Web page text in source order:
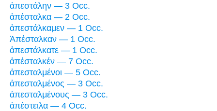
ἀπεστάλην — 3 Occ.
ἀπέσταλκα — 2 Occ.
ἀπεστάλκαμεν — 1 Occ.
Ἀπέσταλκαν — 1 Occ.
ἀπεστάλκατε — 1 Occ.
ἀπέσταλκέν — 7 Occ.
ἀπεσταλμένοι — 5 Occ.
ἀπεσταλμένος — 3 Occ.
ἀπεσταλμένους — 3 Occ.
ἀπέστειλα — 4 Occ.